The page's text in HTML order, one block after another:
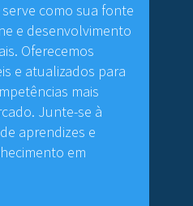
como sua fonte
e desenvolvimento
Oferecemos
e atualizados para
mais
Junte-se à
aprendizes e
em